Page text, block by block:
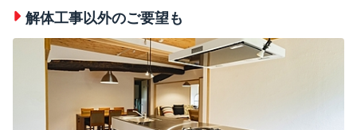
解体工事以外のご要望も